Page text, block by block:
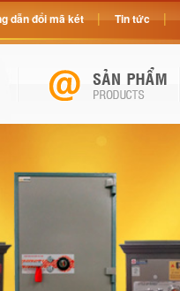
dẫn đổi mã két Tin tức